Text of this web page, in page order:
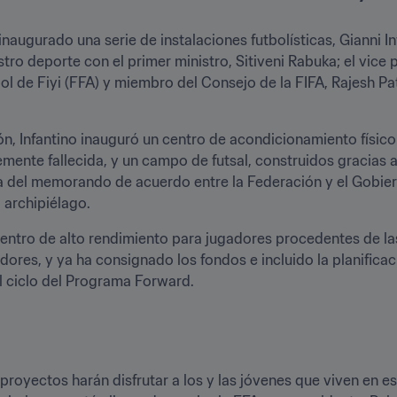
una serie de instalaciones futbolísticas, Gianni
deporte con el primer ministro, Sitiveni Rabuka; el vice
de Fiyi (FFA) y miembro del Consejo de la FIFA, Rajesh
Infantino inauguró un centro de acondicionamiento
fallecida, y un campo de futsal, construidos gracias
del memorando de acuerdo entre la Federación y el
de alto rendimiento para jugadores procedentes de
y ya ha consignado los fondos e incluido la
ciclo del Programa Forward.
harán disfrutar a los y las jóvenes que viven en